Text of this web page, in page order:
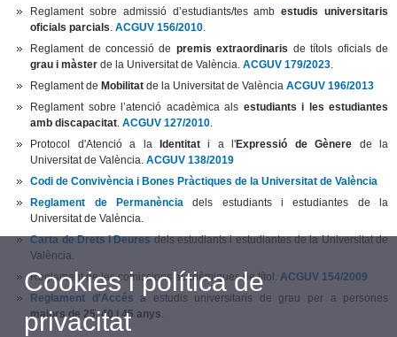
Reglament sobre admissió d’estudiants/tes ambestudis universitaris
oficials parcials.ACGUV 156/2010.
Reglament de concessió de premis extraordinaris de títols oficials de
grau i màster de la Universitat de València.ACGUV 179/2023.
Reglament de Mobilitat de la Universitat de ValènciaACGUV 196/2013
Reglament sobre l’atenció acadèmica als estudiants i les estudiantes
amb discapacitat.ACGUV 127/2010.
Protocol d'Atenció a la
Identitati a l'Expressió de Gènere de la
Universitat de València.ACGUV 138/2019
Codi de Convivència i Bones Pràctiques de la Universitat de València
Reglament de Permanènciadels estudiants i estudiantes de la
Universitat de València.
Carta de Drets i Deuresdels estudiants i estudiantes de la Universitat de
València.
Reglament de les comissions acadèmiques de títol.ACGUV 154/2009
Reglament d'Accés a estudis universitaris de grau per a persones
majors de 25, 40 i 45 anys.
Cookies i política de
privacitat